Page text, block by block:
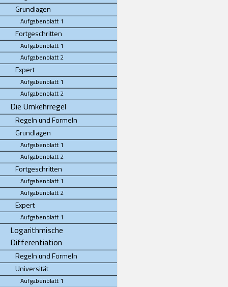
Grundlagen
Aufgabenblatt 1
Fortgeschritten
Aufgabenblatt 1
Aufgabenblatt 2
Expert
Aufgabenblatt 1
Aufgabenblatt 2
Die Umkehrregel
Regeln und Formeln
Grundlagen
Aufgabenblatt 1
Aufgabenblatt 2
Fortgeschritten
Aufgabenblatt 1
Aufgabenblatt 2
Expert
Aufgabenblatt 1
Logarithmische
Differentiation
Regeln und Formeln
Universität
Aufgabenblatt 1